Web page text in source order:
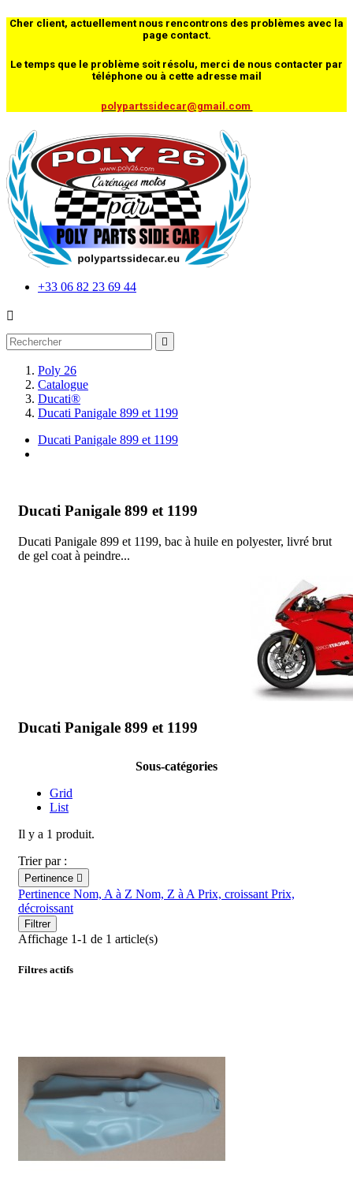
Cher client, actuellement nous rencontrons des problèmes avec la
page contact.
Le temps que le problème soit résolu, merci de nous contacter par
téléphone ou à cette adresse mail
polypartssidecar@gmail.com
+33 06 82 23 69 44


Poly 26
Catalogue
Ducati®
Ducati Panigale 899 et 1199
Ducati Panigale 899 et 1199
Ducati Panigale 899 et 1199
Ducati Panigale 899 et 1199, bac à huile en polyester, livré brut
de gel coat à peindre...
Ducati Panigale 899 et 1199
Sous-catégories
Grid
List
Il y a 1 produit.
Trier par :
Pertinence 
Pertinence Nom, A à Z Nom, Z à A Prix, croissant Prix,
décroissant
Filtrer
Affichage 1-1 de 1 article(s)
Filtres actifs